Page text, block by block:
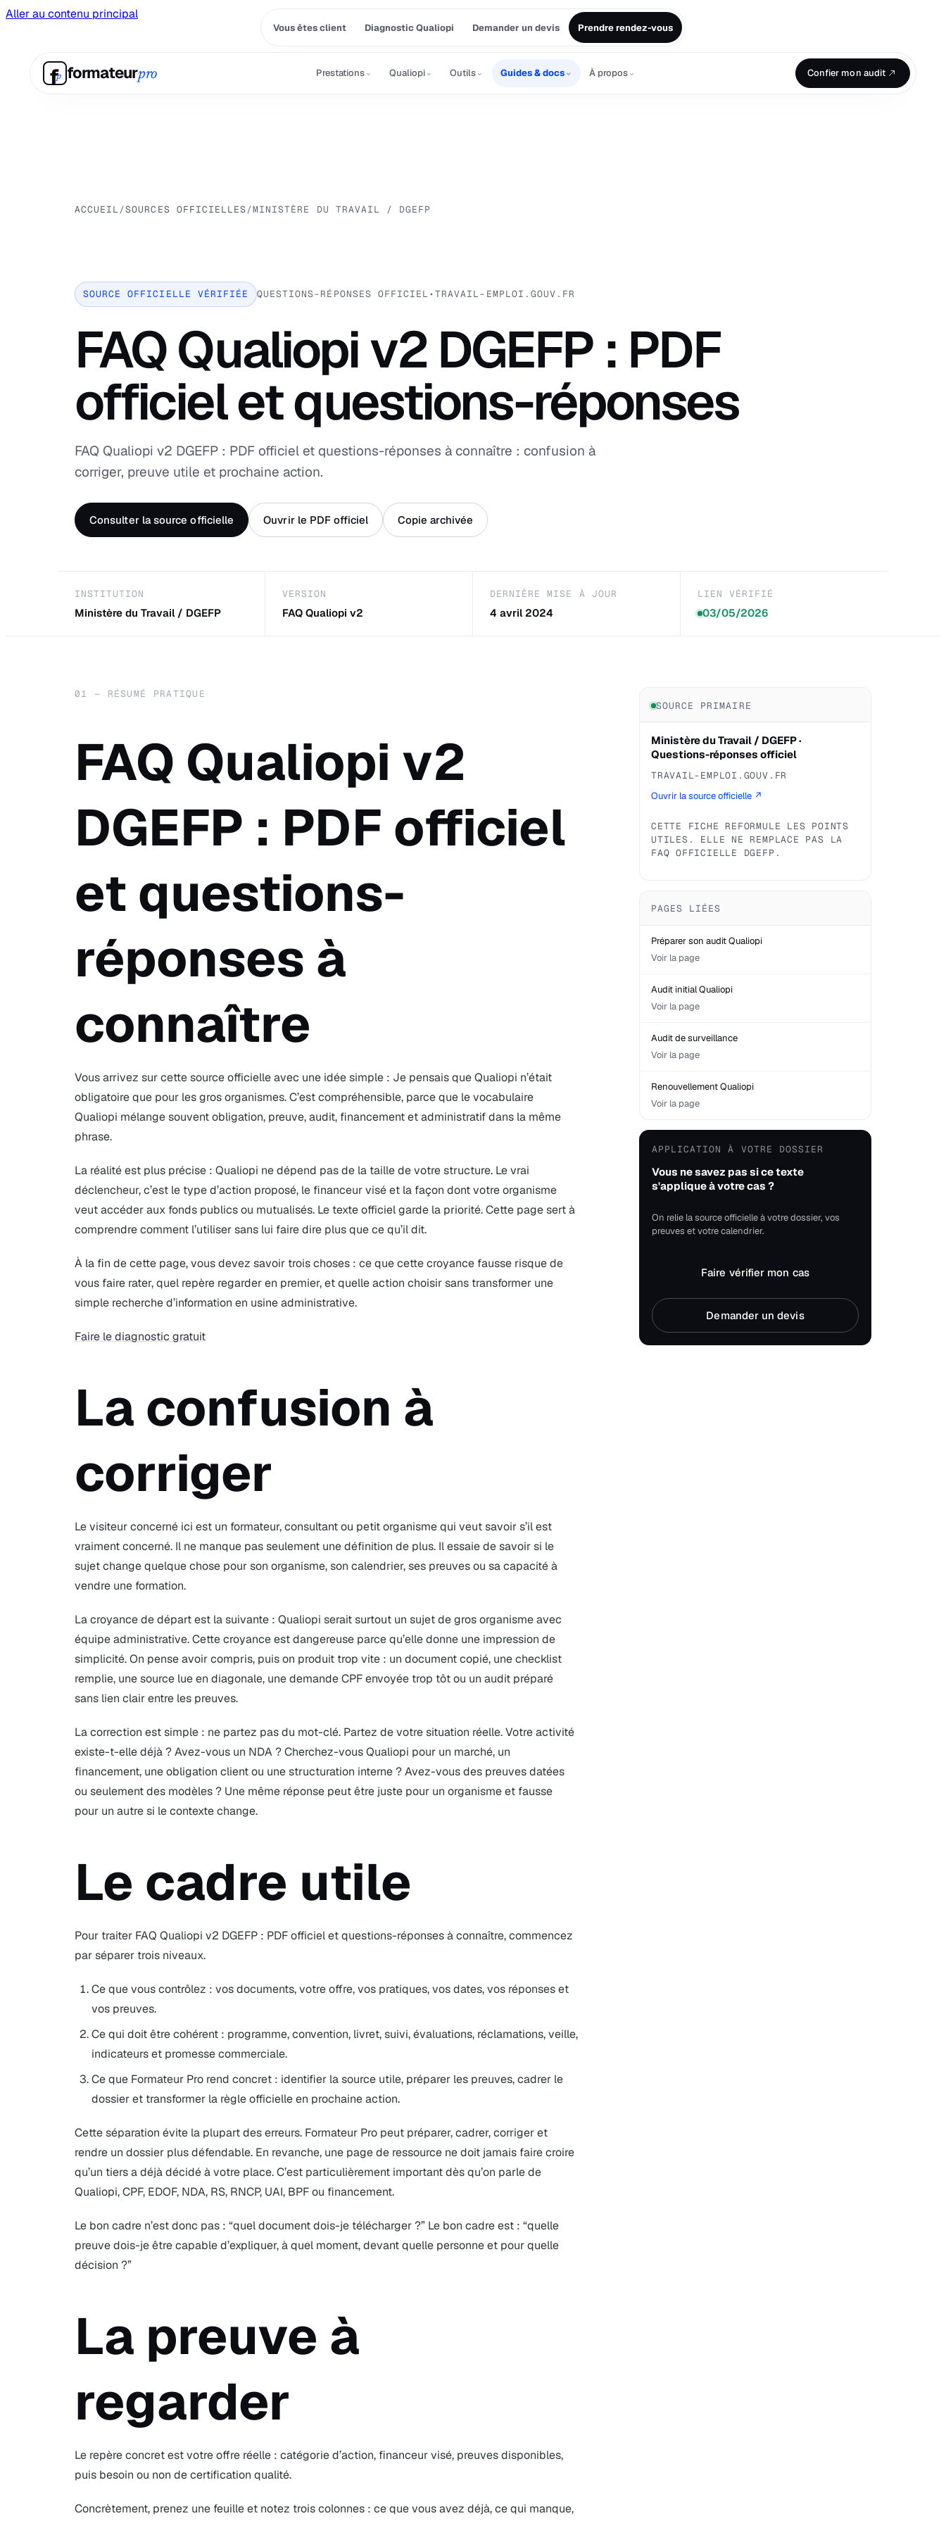
Aller au contenu principal
Vous êtes client Diagnostic Qualiopi Demander un devis Prendre rendez-vous
fp formateurpro Prestations⌄ Qualiopi⌄ Outils⌄ Guides & docs⌄ À propos⌄ Confier mon audit
ACCUEIL /SOURCES OFFICIELLES/MINISTÈRE DU TRAVAIL / DGEFP
SOURCE OFFICIELLE VÉRIFIÉE QUESTIONS-RÉPONSES OFFICIEL •TRAVAIL-EMPLOI.GOUV.FR
FAQ Qualiopi v2 DGEFP : PDF
officiel et questions-réponses
FAQ Qualiopi v2 DGEFP : PDF officiel et questions-réponses à connaître : confusion à
corriger, preuve utile et prochaine action.
Consulter la source officielle Ouvrir le PDF officiel Copie archivée
INSTITUTION
Ministère du Travail / DGEFP
VERSION
FAQ Qualiopi v2
DERNIÈRE MISE À JOUR
4 avril 2024
LIEN VÉRIFIÉ
03/05/2026
01 — RÉSUMÉ PRATIQUE
FAQ Qualiopi v2
DGEFP : PDF officiel
et questions-
réponses à
connaître
Vous arrivez sur cette source officielle avec une idée simple : Je pensais que Qualiopi n’était
obligatoire que pour les gros organismes. C’est compréhensible, parce que le vocabulaire
Qualiopi mélange souvent obligation, preuve, audit, financement et administratif dans la même
phrase.
La réalité est plus précise : Qualiopi ne dépend pas de la taille de votre structure. Le vrai
déclencheur, c’est le type d’action proposé, le financeur visé et la façon dont votre organisme
veut accéder aux fonds publics ou mutualisés. Le texte officiel garde la priorité. Cette page sert à
comprendre comment l’utiliser sans lui faire dire plus que ce qu’il dit.
À la fin de cette page, vous devez savoir trois choses : ce que cette croyance fausse risque de
vous faire rater, quel repère regarder en premier, et quelle action choisir sans transformer une
simple recherche d’information en usine administrative.
Faire le diagnostic gratuit
La confusion à
corriger
Le visiteur concerné ici est un formateur, consultant ou petit organisme qui veut savoir s’il est
vraiment concerné. Il ne manque pas seulement une définition de plus. Il essaie de savoir si le
sujet change quelque chose pour son organisme, son calendrier, ses preuves ou sa capacité à
vendre une formation.
La croyance de départ est la suivante : Qualiopi serait surtout un sujet de gros organisme avec
équipe administrative. Cette croyance est dangereuse parce qu’elle donne une impression de
simplicité. On pense avoir compris, puis on produit trop vite : un document copié, une checklist
remplie, une source lue en diagonale, une demande CPF envoyée trop tôt ou un audit préparé
sans lien clair entre les preuves.
La correction est simple : ne partez pas du mot-clé. Partez de votre situation réelle. Votre activité
existe-t-elle déjà ? Avez-vous un NDA ? Cherchez-vous Qualiopi pour un marché, un
financement, une obligation client ou une structuration interne ? Avez-vous des preuves datées
ou seulement des modèles ? Une même réponse peut être juste pour un organisme et fausse
pour un autre si le contexte change.
Le cadre utile
Pour traiter FAQ Qualiopi v2 DGEFP : PDF officiel et questions-réponses à connaître, commencez
par séparer trois niveaux.
Ce que vous contrôlez : vos documents, votre offre, vos pratiques, vos dates, vos réponses et
vos preuves.
Ce qui doit être cohérent : programme, convention, livret, suivi, évaluations, réclamations, veille,
indicateurs et promesse commerciale.
Ce que Formateur Pro rend concret : identifier la source utile, préparer les preuves, cadrer le
dossier et transformer la règle officielle en prochaine action.
Cette séparation évite la plupart des erreurs. Formateur Pro peut préparer, cadrer, corriger et
rendre un dossier plus défendable. En revanche, une page de ressource ne doit jamais faire croire
qu’un tiers a déjà décidé à votre place. C’est particulièrement important dès qu’on parle de
Qualiopi, CPF, EDOF, NDA, RS, RNCP, UAI, BPF ou financement.
Le bon cadre n’est donc pas : “quel document dois-je télécharger ?” Le bon cadre est : “quelle
preuve dois-je être capable d’expliquer, à quel moment, devant quelle personne et pour quelle
décision ?”
La preuve à
regarder
Le repère concret est votre offre réelle : catégorie d’action, financeur visé, preuves disponibles,
puis besoin ou non de certification qualité.
Concrètement, prenez une feuille et notez trois colonnes : ce que vous avez déjà, ce qui manque,
SOURCE PRIMAIRE
Ministère du Travail / DGEFP ·
Questions-réponses officiel
TRAVAIL-EMPLOI.GOUV.FR
Ouvrir la source officielle ↗
CETTE FICHE REFORMULE LES POINTS
UTILES. ELLE NE REMPLACE PAS LA
FAQ OFFICIELLE DGEFP.
PAGES LIÉES
Préparer son audit Qualiopi
Voir la page
Audit initial Qualiopi
Voir la page
Audit de surveillance
Voir la page
Renouvellement Qualiopi
Voir la page
APPLICATION À VOTRE DOSSIER
Vous ne savez pas si ce texte
s'applique à votre cas ?
On relie la source officielle à votre dossier, vos
preuves et votre calendrier.
Faire vérifier mon cas
Demander un devis